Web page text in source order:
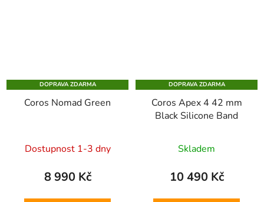
DOPRAVA ZDARMA
Coros Nomad Green
Dostupnost 1-3 dny
8 990 Kč
DOPRAVA ZDARMA
Coros Apex 4 42 mm
Black Silicone Band
Skladem
10 490 Kč